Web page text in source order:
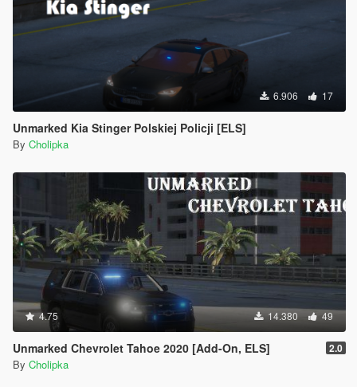
6.906 17
Unmarked Kia Stinger Polskiej Policji [ELS]
By Cholipka
4.75 14.380 49
Unmarked Chevrolet Tahoe 2020 [Add-On, ELS] 2.0
By Cholipka